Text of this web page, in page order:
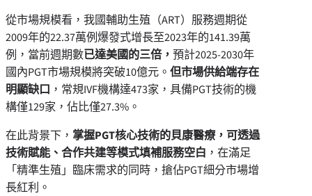
從市場規模看，我國輔助生殖（ART）服務週期從
2009年的22.37萬例爆發式增長至2023年的141.39萬
例，當前週期數已達美國的三倍， 預計2025-2030年
國內PGT市場規模將突破10億元。 但市場供給端存在
明顯缺口 ，常規IVF機構達473家，具備PGT技術的機
構僅129家，佔比僅27.3%。
在此背景下， 掌握PGT核心技術的貝康醫療，可透過
技術賦能、合作共建等模式填補服務空白 ，在滿足
「精準生殖」臨床需求的同時，搶佔PGT細分市場增
長紅利。